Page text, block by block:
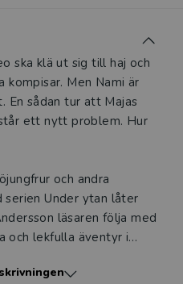
ska klä ut sig till haj och
kompisar. Men Nami är
En sådan tur att Majas
ett nytt problem. Hur
och andra
serien Under ytan låter
läsaren följa med
och lekfulla äventyr i
ytan. Eller?